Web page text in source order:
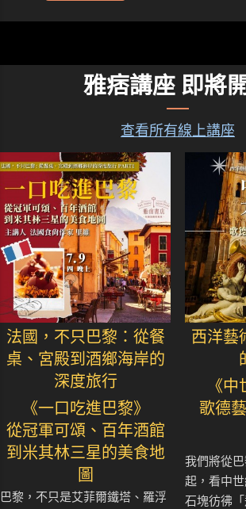
雅痞講座 即將
查看所有線上講座
法國，不只巴黎：從餐
桌、宮殿到酒鄉海岸的
深度旅行
《一口吃進巴黎》
從冠軍可頌、百年酒館
到米其林三星的美食地
圖
巴黎，不只是艾菲爾鐵塔、羅浮
西洋藝
《
歌德
我們將從
起，看中
石塊彷彿